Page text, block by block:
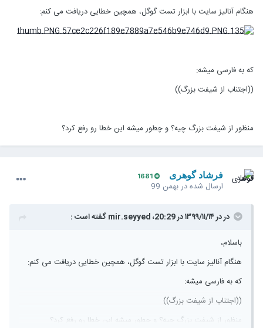
هنگام آنالیز سایت با ابزار تست گوگل، همچین خطایی دریافت می کنم:
که به فارسی میشه:
((اجتناب از شیفت بزرگ))
منظور از شیفت بزرگ چیه؟ و چطور میشه این خطا رو رفع کرد؟
فرشاد گوهری 1681
ارسال شده دربهمن 99
در در ۱۳۹۹/۱۱/۱۴ در 20:29، mir.seyyedگفته است :
باسلام،
هنگام آنالیز سایت با ابزار تست گوگل، همچین خطایی دریافت می کنم:
که به فارسی میشه:
((اجتناب از شیفت بزرگ))
منظور از شیفت بزرگ چیه؟ و چطور میشه این خطا رو رفع کرد؟